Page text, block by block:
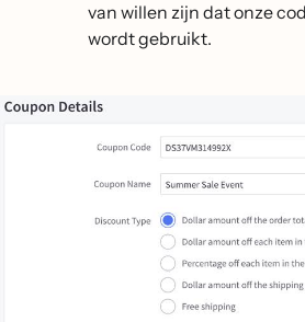
van willen zijn dat onze
wordt gebruikt.